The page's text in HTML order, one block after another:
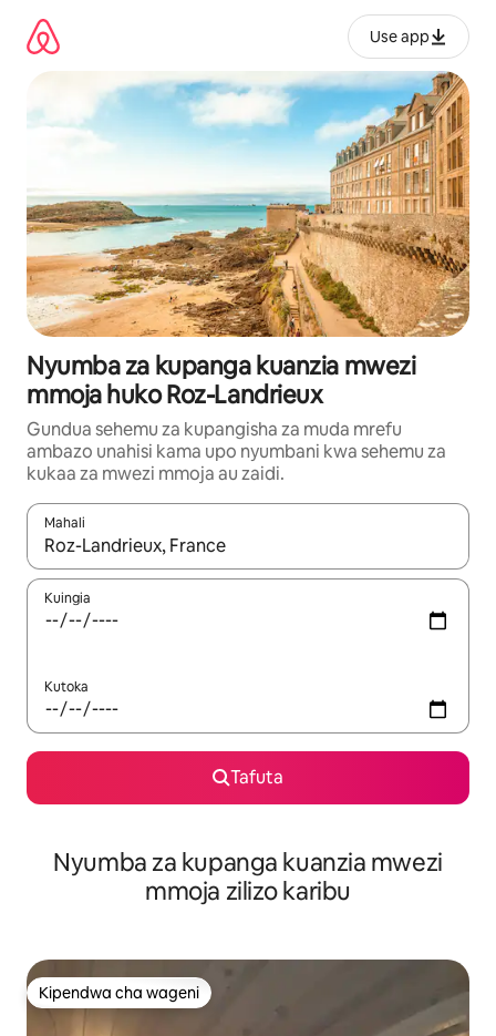
kwenda
kwenye
maudhui
Use app
Nyumba za kupanga kuanzia mwezi
mmoja huko Roz-Landrieux
Gundua sehemu za kupangisha za muda mrefu
ambazo unahisi kama upo nyumbani kwa sehemu za
kukaa za mwezi mmoja au zaidi.
Mahali
Wakati matokeo yanapatikana, vinjari kwa kutumia vitufe vya
Kuingia
Kutoka
Tafuta
Nyumba za kupanga kuanzia mwezi
mmoja zilizo karibu
Kipendwa cha wageni
Kipendwa cha wageni